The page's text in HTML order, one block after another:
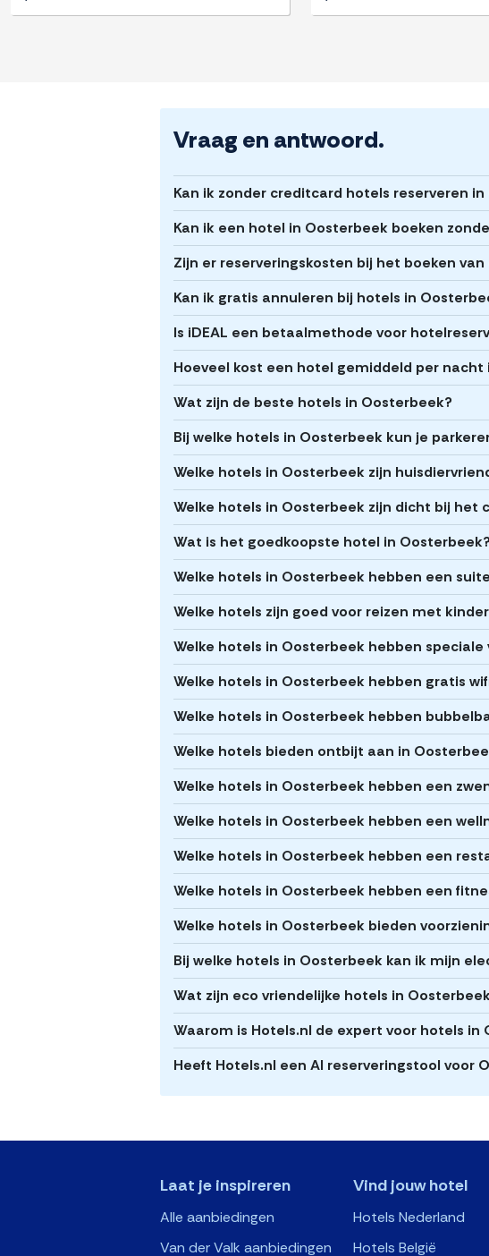
Vraag en antwoord.
Kan ik zonder creditcard hotels reserveren
Kan ik een hotel in Oosterbeek boeken
Zijn er reserveringskosten bij het boeken
Kan ik gratis annuleren bij hotels in
Is iDEAL een betaalmethode voor
Hoeveel kost een hotel gemiddeld per nacht
Wat zijn de beste hotels in Oosterbeek?
Bij welke hotels in Oosterbeek kun je
Welke hotels in Oosterbeek zijn
Welke hotels in Oosterbeek zijn dicht bij het
Wat is het goedkoopste hotel in Oosterbeek?
Welke hotels in Oosterbeek hebben een
Welke hotels zijn goed voor reizen met
Welke hotels in Oosterbeek hebben
Welke hotels in Oosterbeek hebben gratis
Welke hotels in Oosterbeek hebben
Welke hotels bieden ontbijt aan in
Welke hotels in Oosterbeek hebben een
Welke hotels in Oosterbeek hebben een
Welke hotels in Oosterbeek hebben een
Welke hotels in Oosterbeek hebben een
Welke hotels in Oosterbeek bieden
Bij welke hotels in Oosterbeek kan ik mijn
Wat zijn eco vriendelijke hotels in
Waarom is Hotels.nl de expert voor hotels in
Heeft Hotels.nl een AI reserveringstool voor
Laat je inspireren
Alle aanbiedingen
Van der Valk aanbiedingen
Vind jouw hotel
Hotels Nederland
Hotels België